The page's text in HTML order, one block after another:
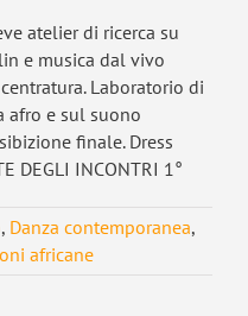
atelier di ricerca su
e musica dal vivo
Laboratorio di
afro e sul suono
finale. Dress
DEGLI INCONTRI 1°
, Danza contemporanea,
africane